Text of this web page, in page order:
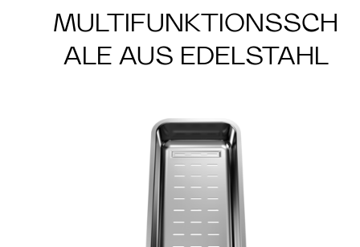
MULTIFUNKTIONSSCH
ALE AUS EDELSTAHL